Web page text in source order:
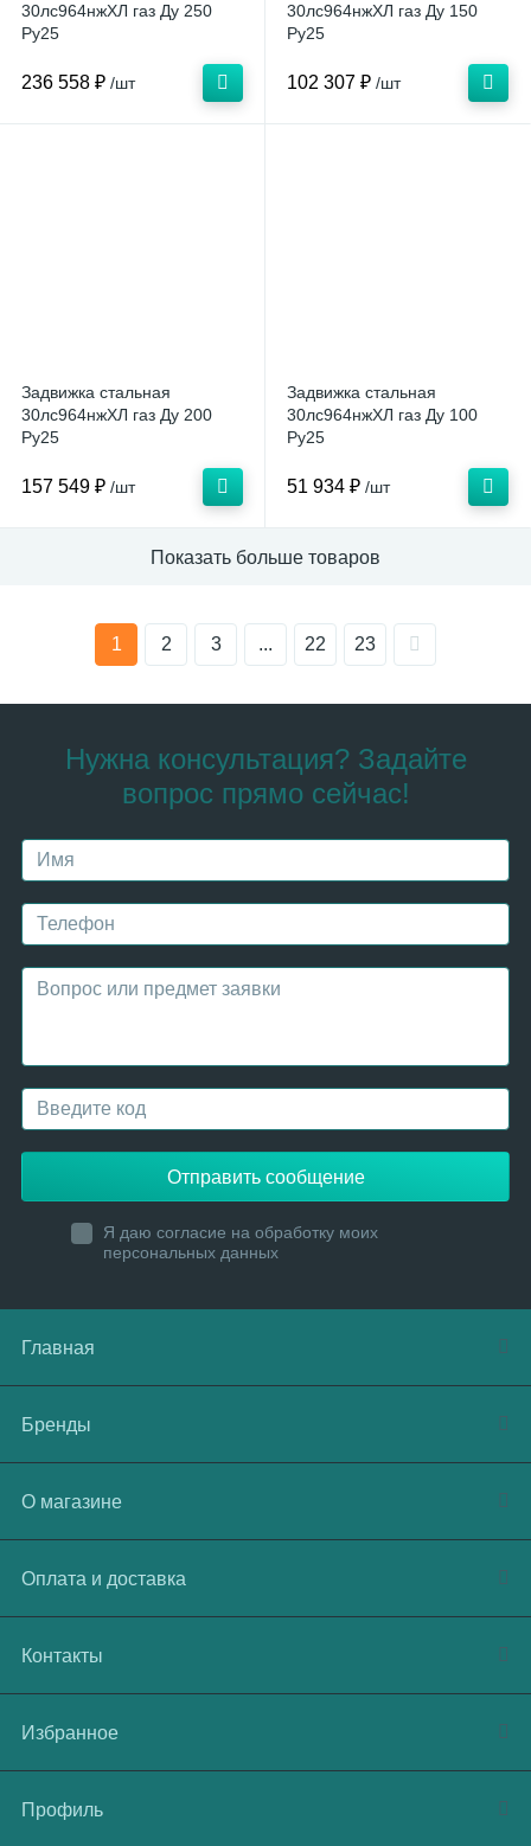
30лс964нжХЛ газ Ду 250
Ру25
236 558 ₽ /шт
30лс964нжХЛ газ Ду 150
Ру25
102 307 ₽ /шт
Задвижка стальная
30лс964нжХЛ газ Ду 200
Ру25
157 549 ₽ /шт
Задвижка стальная
30лс964нжХЛ газ Ду 100
Ру25
51 934 ₽ /шт
Показать больше товаров
1 2 3 ... 22 23
Нужна консультация? Задайте
вопрос прямо сейчас!
Отправить сообщение
Я даю согласие на обработку моих
персональных данных
Главная
Бренды
О магазине
Оплата и доставка
Контакты
Избранное
Профиль